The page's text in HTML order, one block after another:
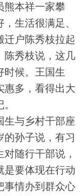
本祥一家攀
生活很满足、
迁户陈秀枝拉起
陈秀枝说，这几
时候。王国生
惠多，看得出大
与乡村干部座
的孙子说，有习
随行干部说，
是要体现在行动
事情办到群众心